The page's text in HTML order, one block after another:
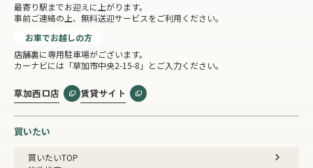
最寄り駅までお迎えに上がります。
事前ご連絡の上、無料送迎サービスをご利用ください。
お車でお越しの方
店舗裏に専用駐車場がございます。
カーナビには「草加市中央2-15-8」とご入力ください。
草加西口店 賃貸サイト
買いたい
買いたいTOP